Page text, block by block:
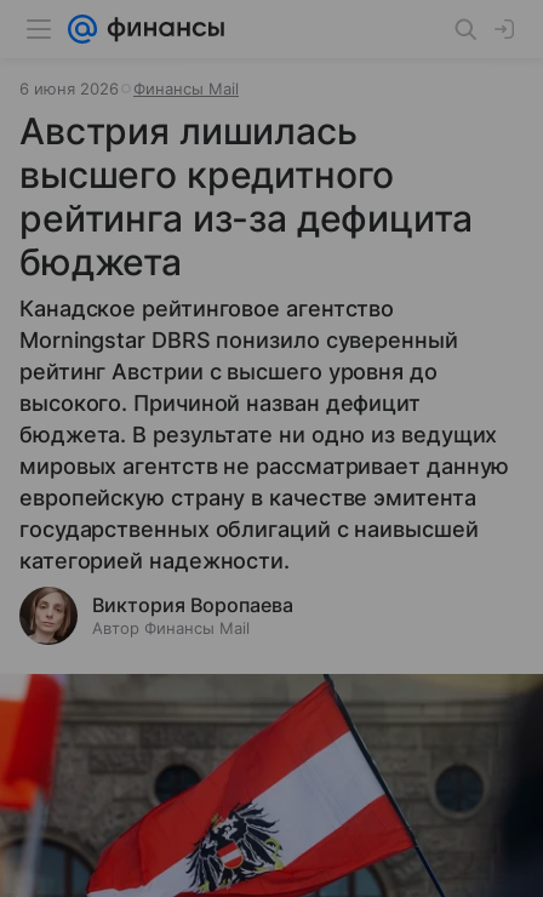
6 июня 2026 Финансы Mail
Австрия лишилась
высшего кредитного
рейтинга из-за дефицита
бюджета
Канадское рейтинговое агентство
Morningstar DBRS понизило суверенный
рейтинг Австрии с высшего уровня до
высокого. Причиной назван дефицит
бюджета. В результате ни одно из ведущих
мировых агентств не рассматривает данную
европейскую страну в качестве эмитента
государственных облигаций с наивысшей
категорией надежности.
Виктория Воропаева
Автор Финансы Mail